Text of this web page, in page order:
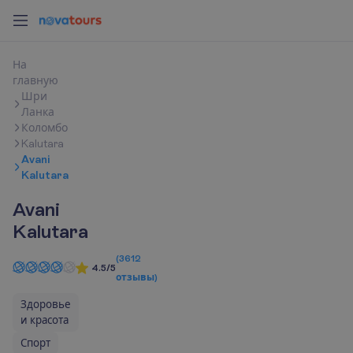
На
главную
Шри
Ланка
Коломбо
Kalutara
Avani
Kalutara
Avani
Kalutara
4.5/5
(3612
отзывы)
Здоровье
и красота
Спорт